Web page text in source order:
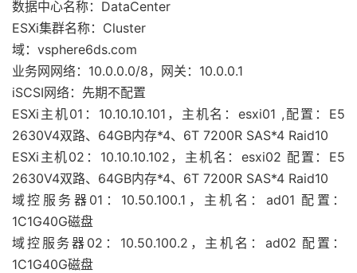
数据中心名称：DataCenter
ESXi集群名称：Cluster
域：vsphere6ds.com
业务网网络：10.0.0.0/8，网关：10.0.0.1
iSCSI网络：先期不配置
ESXi主机01：10.10.10.101，主机名：esxi01 ,配置：E5
2630V4双路、64GB内存*4、6T 7200R SAS*4 Raid10
ESXi主机02：10.10.10.102，主机名：esxi02 配置：E5
2630V4双路、64GB内存*4、6T 7200R SAS*4 Raid10
域控服务器01：10.50.100.1，主机名：ad01 配置：
1C1G40G磁盘
域控服务器02：10.50.100.2，主机名：ad02 配置：
1C1G40G磁盘